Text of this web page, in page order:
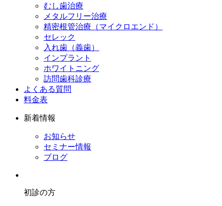
むし歯治療
メタルフリー治療
精密根管治療（マイクロエンド）
セレック
入れ歯（義歯）
インプラント
ホワイトニング
訪問歯科診療
よくある質問
料金表
新着情報
お知らせ
セミナー情報
ブログ
初診の方